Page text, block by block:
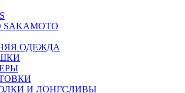
SAKAMOTO
ОДЕЖДА
И ЛОНГСЛИВЫ